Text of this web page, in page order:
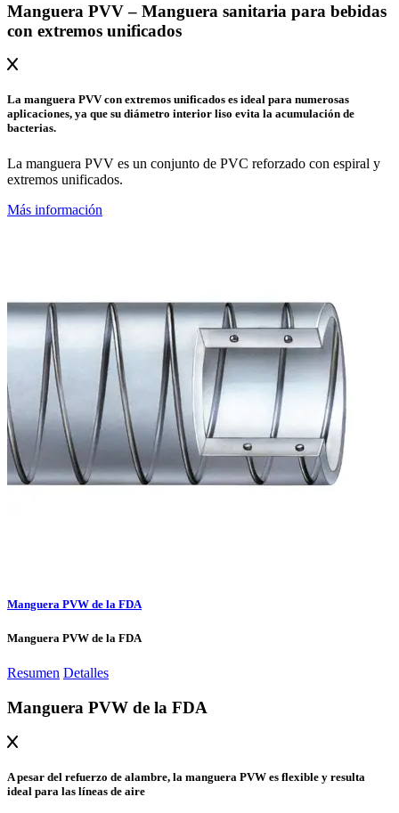
Manguera PVV – Manguera sanitaria para bebidas
con extremos unificados
La manguera PVV con extremos unificados es ideal para numerosas
aplicaciones, ya que su diámetro interior liso evita la acumulación de
bacterias.
La manguera PVV es un conjunto de PVC reforzado con espiral y
extremos unificados.
Más información
Manguera PVW de la FDA
Manguera PVW de la FDA
Resumen Detalles
Manguera PVW de la FDA
A pesar del refuerzo de alambre, la manguera PVW es flexible y resulta
ideal para las líneas de aire